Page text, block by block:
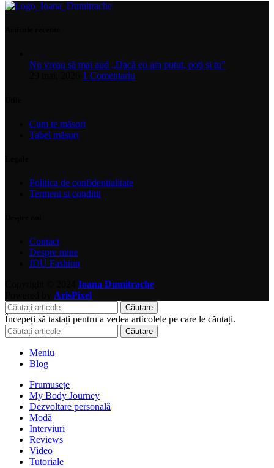
Nu vreau să mai aud „Dacă eu am putut, poți și tu”
1 Comentariu
Cum te măsori
Tabel măsuri
Politica de confidentialitate
Termeni si conditii
Contact
Despre mine
IDU Fashion
Ioana Dumitrache
ArisPixel
Căutare
Începeți să tastați pentru a vedea articolele pe care le căutați.
Căutare
Meniu
Blog
Frumusețe
My Body Journey
Dezvoltare personală
Modă
Interviuri
Reviews
Video
Tutoriale